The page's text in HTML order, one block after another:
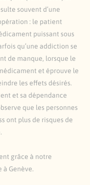
souvent d’une
: le patient
puissant sous
qu’une addiction se
de manque, lorsque le
et éprouve le
les effets désirés.
et sa dépendance
que les personnes
ont plus de risques de
grâce à notre
Genève.